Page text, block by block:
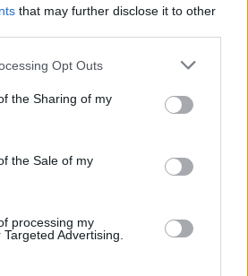
that may further disclose it to other
app uses one or more Google
usage behaviour. You may click to
Google and its third-party tags to
specified purposes in below Google
Opt Outs
the Sharing of my
the Sale of my
processing my
Advertising.